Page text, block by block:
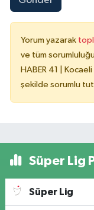
Yorum yazarak
ve tüm
HABER 41 |
şekilde sorumlu
Süper Lig
Süper Lig